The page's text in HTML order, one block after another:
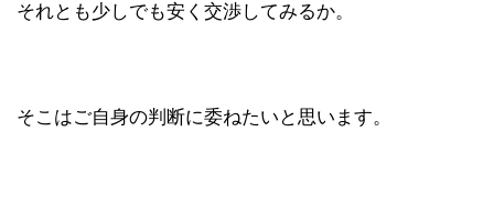
それとも少しでも安く交渉してみるか。
そこはご自身の判断に委ねたいと思います。